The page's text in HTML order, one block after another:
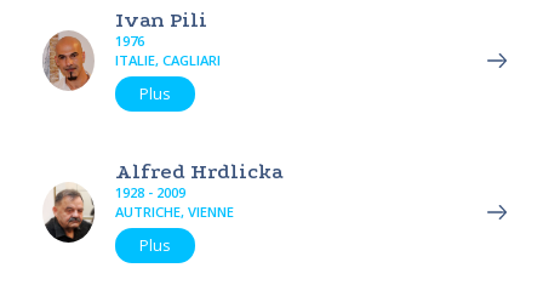
Ivan Pili
1976
ITALIE, CAGLIARI
Plus
Alfred Hrdlicka
1928 - 2009
AUTRICHE, VIENNE
Plus